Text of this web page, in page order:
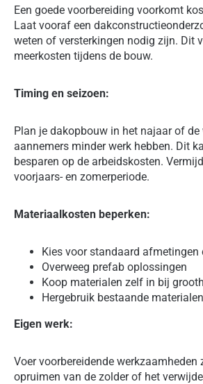
Een goede voorbereiding voorkomt
Laat vooraf een
weten of versterkingen nodig zijn. Dit
meerkosten tijdens de bouw.
Timing en seizoen:
Plan je dakopbouw in het najaar of de
aannemers minder werk hebben. Dit
besparen op de arbeidskosten.
voorjaars- en zomerperiode.
Materiaalkosten beperken:
Kies voor standaard afmetingen
Overweeg prefab oplossingen
Koop materialen zelf in bij
Hergebruik bestaande
Eigen werk:
Voer voorbereidende werkzaamheden
opruimen van de zolder of het